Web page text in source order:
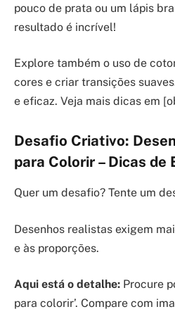
pouco de prata ou um lápis
resultado é incrível!
Explore também o uso de
cores e criar transições
e eficaz. Veja mais dicas em
Desafio Criativo:
para Colorir – Dicas de
Quer um desafio? Tente um
Desenhos realistas exigem
e às proporções.
Aqui está o detalhe: Procure
para colorir’. Compare com